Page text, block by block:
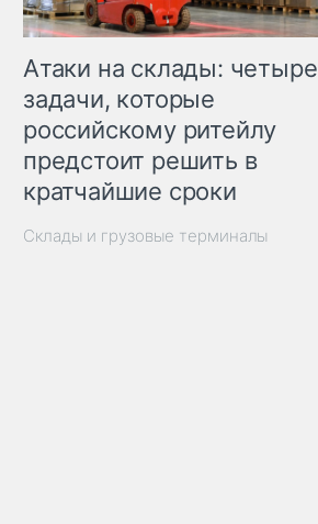
Атаки на склады: четыре
задачи, которые
российскому ритейлу
предстоит решить в
кратчайшие сроки
Склады и грузовые терминалы